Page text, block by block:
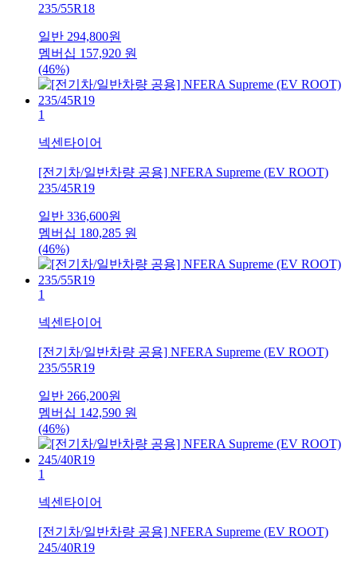
235/55R18
일반 294,800원
멤버십 157,920 원
(46%)
1
넥센타이어
[전기차/일반차량 공용] NFERA Supreme (EV ROOT)
235/45R19
일반 336,600원
멤버십 180,285 원
(46%)
1
넥센타이어
[전기차/일반차량 공용] NFERA Supreme (EV ROOT)
235/55R19
일반 266,200원
멤버십 142,590 원
(46%)
1
넥센타이어
[전기차/일반차량 공용] NFERA Supreme (EV ROOT)
245/40R19